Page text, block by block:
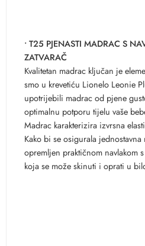
• T25 PJENASTI MADRAC S
ZATVARAČ
Kvalitetan madrac ključan je
smo u krevetiću Lionelo Leonie
upotrijebili madrac od pjene
optimalnu potporu tijelu vaše
Madrac karakterizira izvrsna
Kako bi se osigurala
opremljen praktičnom navlakom
koja se može skinuti i oprati u